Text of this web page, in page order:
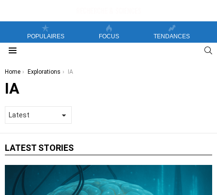
POPULAIRES FOCUS TENDANCES
You are here:
Home Explorations IA
IA
LATEST STORIES